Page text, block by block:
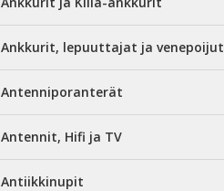
Ankkurit, lepuuttajat ja venepoijut
Antenniporanterät
Antennit, Hifi ja TV
Antiikkinupit